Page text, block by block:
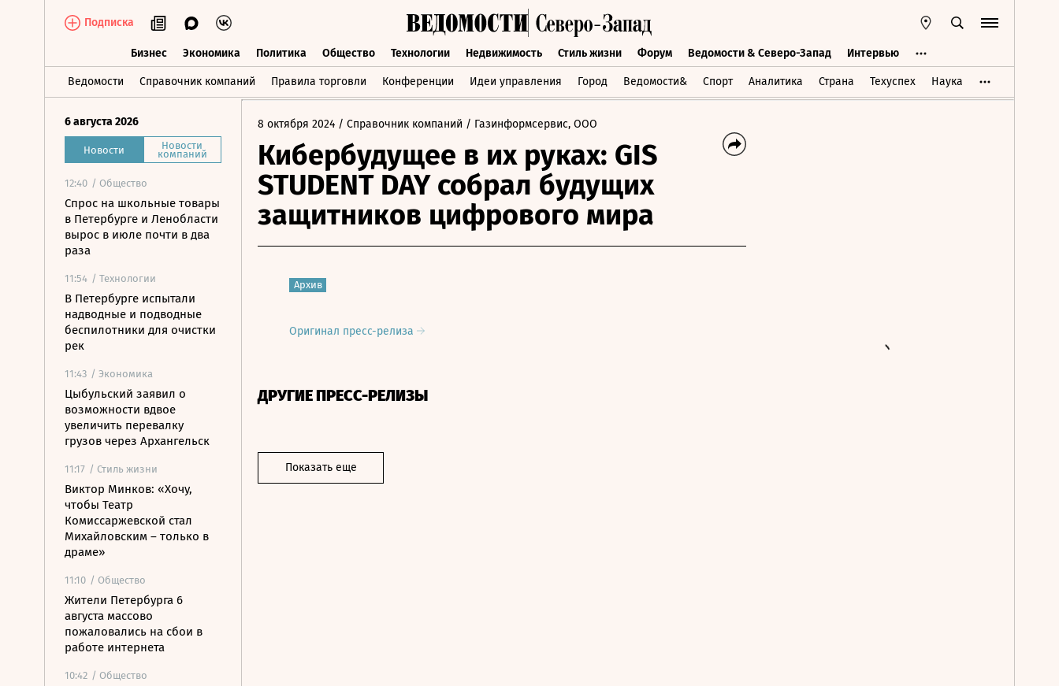
Подписка
Бизнес Экономика Политика Общество Технологии Недвижимость Стиль жизни Форум Ведомости & Северо-Запад Интервью
Ведомости Справочник компаний Правила торговли Конференции Идеи управления Город Ведомости& Спорт Аналитика Страна Техуспех Наука
Бизнес Экономика Политика Общество Технологии Недвижимость Стиль жизни Форум Ведомости & Северо-Запад Интервью
6 августа 2026
Новости Новости
компаний
12:40 / Общество
Спрос на школьные товары
в Петербурге и Ленобласти
вырос в июле почти в два
раза
11:54 / Технологии
В Петербурге испытали
надводные и подводные
беспилотники для очистки
рек
11:43 / Экономика
Цыбульский заявил о
возможности вдвое
увеличить перевалку
грузов через Архангельск
11:17 / Стиль жизни
Виктор Минков: «Хочу,
чтобы Театр
Комиссаржевской стал
Михайловским – только в
драме»
11:10 / Общество
Жители Петербурга 6
августа массово
пожаловались на сбои в
работе интернета
10:42 / Общество
8 октября 2024 / Справочник компаний / Газинформсервис, ООО
Кибербудущее в их руках: GIS
STUDENT DAY собрал будущих
защитников цифрового мира
Архив
Оригинал пресс-релиза
ДРУГИЕ ПРЕСС-РЕЛИЗЫ
Показать еще